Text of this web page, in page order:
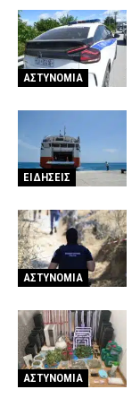
ΑΣΤΥΝΟΜΙΑ
ΕΙΔΗΣΕΙΣ
ΑΣΤΥΝΟΜΙΑ
ΑΣΤΥΝΟΜΙΑ